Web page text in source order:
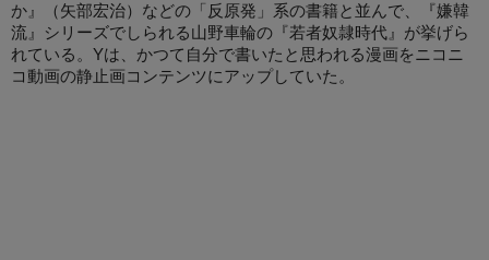
か』（矢部宏治）などの「反原発」系の書籍と並んで、『嫌韓
流』シリーズでしられる山野車輪の『若者奴隷時代』が挙げら
れている。Yは、かつて自分で書いたと思われる漫画をニコニ
コ動画の静止画コンテンツにアップしていた。